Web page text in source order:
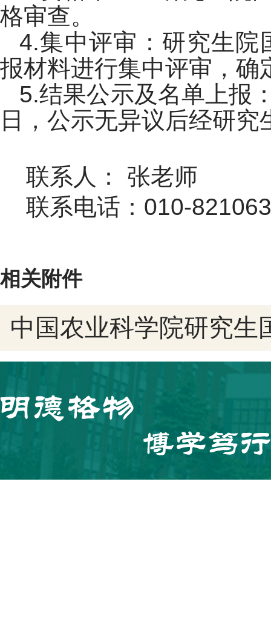
格审查。
4.集中评审：研究生院
报材料进行集中评审，确
5.结果公示及名单上报
日，公示无异议后经研
联系人： 张老师
联系电话：010-
相关附件
中国农业科学院研究生